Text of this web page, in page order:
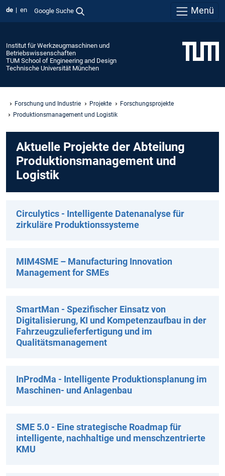
de en Google Suche Menü
Institut für Werkzeugmaschinen und
Betriebswissenschaften
TUM School of Engineering and Design
Technische Universität München
Forschung und Industrie Projekte
Forschungsprojekte
Produktionsmanagement und Logistik
Aktuelle Projekte der Abteilung
Produktionsmanagement und
Logistik
Circulytics - Intelligente Datenanalyse für
zirkuläre Produktionssysteme
MIM4SME – Manufacturing Innovation
Management for SMEs
SmartMan - Spezifischer Einsatz von
Digitalisierung, KI und Kompetenzaufbau in der
Fahrzeugzulieferfertigung und im
Qualitätsmanagement
InProdMa - Intelligente Produktionsplanung im
Maschinen- und Anlagenbau
SME 5.0 - Eine strategische Roadmap für
intelligente, nachhaltige und menschzentrierte
KMU